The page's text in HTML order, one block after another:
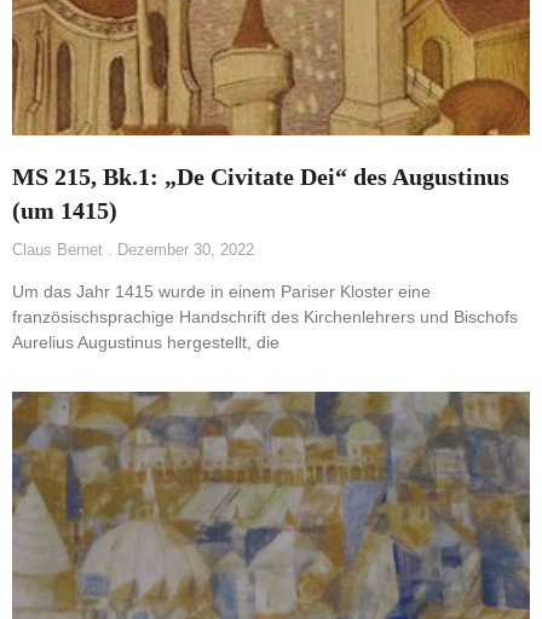
MS 215, Bk.1: „De Civitate Dei“ des Augustinus
(um 1415)
Claus Bernet Dezember 30, 2022
Um das Jahr 1415 wurde in einem Pariser Kloster eine
französischsprachige Handschrift des Kirchenlehrers und Bischofs
Aurelius Augustinus hergestellt, die